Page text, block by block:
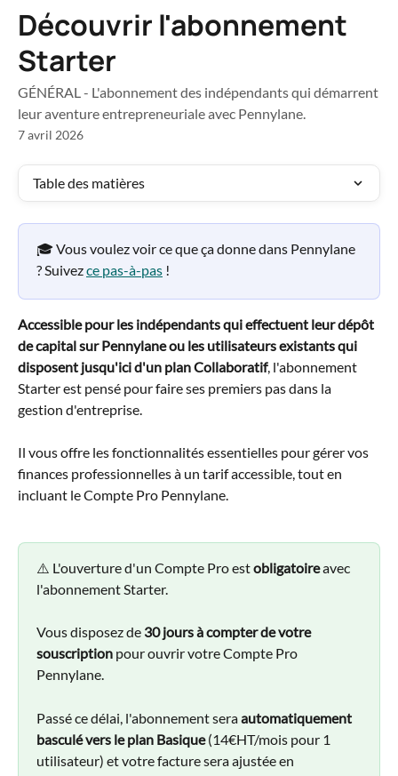
Passer au contenu principal
Découvrir l'abonnement
Starter
GÉNÉRAL - L'abonnement des indépendants qui démarrent
leur aventure entrepreneuriale avec Pennylane.
7 avril 2026
Table des matières
🎓 Vous voulez voir ce que ça donne dans Pennylane
? Suivez ce pas-à-pas !
Accessible pour les indépendants qui effectuent leur dépôt
de capital sur Pennylane ou les utilisateurs existants qui
disposent jusqu'ici d'un plan Collaboratif, l'abonnement
Starter est pensé pour faire ses premiers pas dans la
gestion d'entreprise.
Il vous offre les fonctionnalités essentielles pour gérer vos
finances professionnelles à un tarif accessible, tout en
incluant le Compte Pro Pennylane.
⚠️ L'ouverture d'un Compte Pro est obligatoire avec
l'abonnement Starter.
Vous disposez de 30 jours à compter de votre
souscription pour ouvrir votre Compte Pro
Pennylane.
Passé ce délai, l'abonnement sera automatiquement
basculé vers le plan Basique (14€HT/mois pour 1
utilisateur) et votre facture sera ajustée en